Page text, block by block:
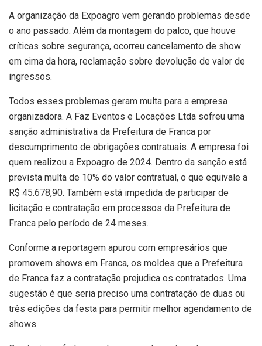
A organização da Expoagro vem gerando problemas desde
o ano passado. Além da montagem do palco, que houve
críticas sobre segurança, ocorreu cancelamento de show
em cima da hora, reclamação sobre devolução de valor de
ingressos.
Todos esses problemas geram multa para a empresa
organizadora. A Faz Eventos e Locações Ltda sofreu uma
sanção administrativa da Prefeitura de Franca por
descumprimento de obrigações contratuais. A empresa foi
quem realizou a Expoagro de 2024. Dentro da sanção está
prevista multa de 10% do valor contratual, o que equivale a
R$ 45.678,90. Também está impedida de participar de
licitação e contratação em processos da Prefeitura de
Franca pelo período de 24 meses.
Conforme a reportagem apurou com empresários que
promovem shows em Franca, os moldes que a Prefeitura
de Franca faz a contratação prejudica os contratados. Uma
sugestão é que seria preciso uma contratação de duas ou
três edições da festa para permitir melhor agendamento de
shows.